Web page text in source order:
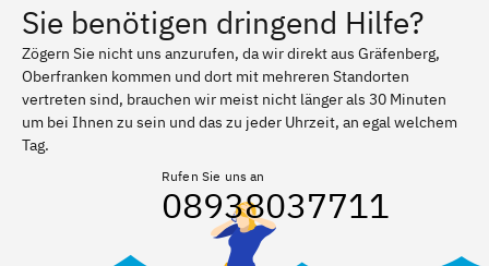
Sie benötigen dringend Hilfe?
Zögern Sie nicht uns anzurufen, da wir direkt aus Gräfenberg,
Oberfranken kommen und dort mit mehreren Standorten
vertreten sind, brauchen wir meist nicht länger als 30 Minuten
um bei Ihnen zu sein und das zu jeder Uhrzeit, an egal welchem
Tag.
Rufen Sie uns an
08938037711